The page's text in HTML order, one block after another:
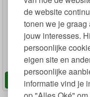
de website
tonen we je
jouw interesses.
persoonlijke
eigen site en
persoonlijke
informatie vind je
Set van 3 Ansichtkaarten
Bloemen op Gerecycled
A6